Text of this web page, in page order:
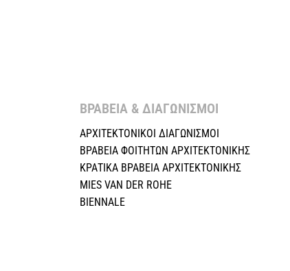
ΒΡΑΒΕΙΑ & ΔΙΑΓΩΝΙΣΜΟΙ ​
ΑΡΧΙΤΕΚΤΟΝΙΚΟΙ ΔΙΑΓΩΝΙΣΜΟΙ
ΒΡΑΒΕΙΑ ΦΟΙΤΗΤΩΝ ΑΡΧΙΤΕΚΤΟΝΙΚΗΣ
ΚΡΑΤΙΚΑ ΒΡΑΒΕΙΑ ΑΡΧΙΤΕΚΤΟΝΙΚΗΣ
MIES VAN DER ROHE
BIENNALE